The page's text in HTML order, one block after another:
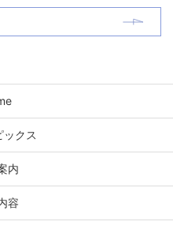
ックス
内
容